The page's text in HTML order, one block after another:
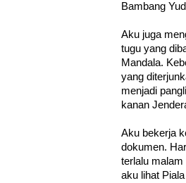
Bambang
Aku juga
tugu yang
Mandala.
yang
menjadi
kanan
Aku bekerja
dokumen.
terlalu
aku lihat